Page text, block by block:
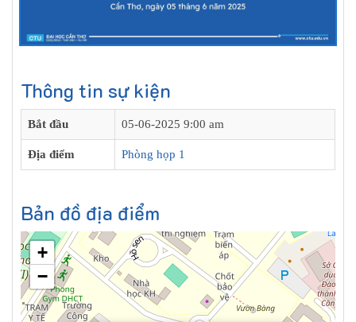
Thông tin sự kiện
Bắt đầu 05-06-2025 9:00 am
Địa điểm Phòng họp 1
Bản đồ địa điểm
+
−